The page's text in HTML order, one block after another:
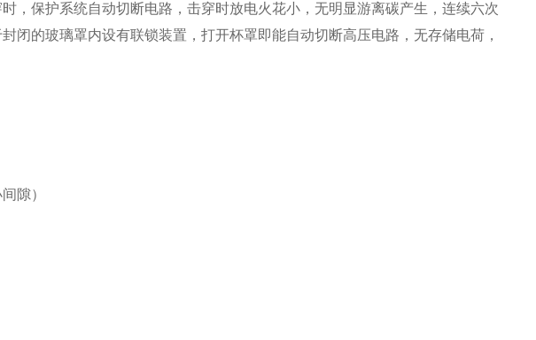
，保护系统自动切断电路，击穿时放电火花小，无明显游离碳产生，连续六次
闭的玻璃罩内设有联锁装置，打开杯罩即能自动切断高压电路，无存储电荷，
隙）